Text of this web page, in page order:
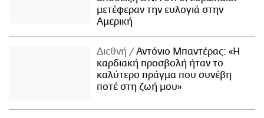
μετέφεραν την ευλογιά στην
Αμερική
Διεθνή
Αντόνιο Μπαντέρας: «Η
καρδιακή προσβολή ήταν το
καλύτερο πράγμα που συνέβη
ποτέ στη ζωή μου»